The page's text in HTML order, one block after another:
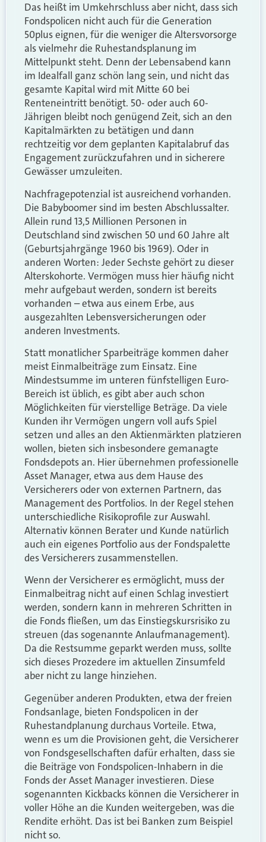
Das heißt im Umkehrschluss aber nicht, dass sich
Fondspolicen nicht auch für die Generation
50plus eignen, für die weniger die Altersvorsorge
als vielmehr die Ruhestandsplanung im
Mittelpunkt steht. Denn der Lebensabend kann
im Idealfall ganz schön lang sein, und nicht das
gesamte Kapital wird mit Mitte 60 bei
Renteneintritt benötigt. 50- oder auch 60-
Jährigen bleibt noch genügend Zeit, sich an den
Kapitalmärkten zu betätigen und dann
rechtzeitig vor dem geplanten Kapitalabruf das
Engagement zurückzufahren und in sicherere
Gewässer umzuleiten.
Nachfragepotenzial ist ausreichend vorhanden.
Die Babyboomer sind im besten Abschlussalter.
Allein rund 13,5 Millionen Personen in
Deutschland sind zwischen 50 und 60 Jahre alt
(Geburtsjahrgänge 1960 bis 1969). Oder in
anderen Worten: Jeder Sechste gehört zu dieser
Alterskohorte. Vermögen muss hier häufig nicht
mehr aufgebaut werden, sondern ist bereits
vorhanden – etwa aus einem Erbe, aus
ausgezahlten Lebensversicherungen oder
anderen Investments.
Statt monatlicher Sparbeiträge kommen daher
meist Einmalbeiträge zum Einsatz. Eine
Mindestsumme im unteren fünfstelligen Euro-
Bereich ist üblich, es gibt aber auch schon
Möglichkeiten für vierstellige Beträge. Da viele
Kunden ihr Vermögen ungern voll aufs Spiel
setzen und alles an den Aktienmärkten platzieren
wollen, bieten sich insbesondere gemanagte
Fondsdepots an. Hier übernehmen professionelle
Asset Manager, etwa aus dem Hause des
Versicherers oder von externen Partnern, das
Management des Portfolios. In der Regel stehen
unterschiedliche Risikoprofile zur Auswahl.
Alternativ können Berater und Kunde natürlich
auch ein eigenes Portfolio aus der Fondspalette
des Versicherers zusammenstellen.
Wenn der Versicherer es ermöglicht, muss der
Einmalbeitrag nicht auf einen Schlag investiert
werden, sondern kann in mehreren Schritten in
die Fonds fließen, um das Einstiegskursrisiko zu
streuen (das sogenannte Anlaufmanagement).
Da die Restsumme geparkt werden muss, sollte
sich dieses Prozedere im aktuellen Zinsumfeld
aber nicht zu lange hinziehen.
Gegenüber anderen Produkten, etwa der freien
Fondsanlage, bieten Fondspolicen in der
Ruhestandplanung durchaus Vorteile. Etwa,
wenn es um die Provisionen geht, die Versicherer
von Fondsgesellschaften dafür erhalten, dass sie
die Beiträge von Fondspolicen-Inhabern in die
Fonds der Asset Manager investieren. Diese
sogenannten Kickbacks können die Versicherer in
voller Höhe an die Kunden weitergeben, was die
Rendite erhöht. Das ist bei Banken zum Beispiel
nicht so.